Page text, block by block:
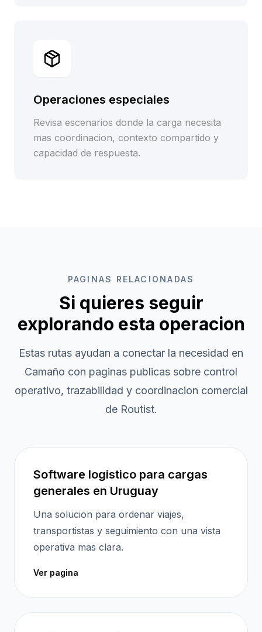
Operaciones especiales
Revisa escenarios donde la carga necesita
mas coordinacion, contexto compartido y
capacidad de respuesta.
PAGINAS RELACIONADAS
Si quieres seguir
explorando esta operacion
Estas rutas ayudan a conectar la necesidad en
Camaño con paginas publicas sobre control
operativo, trazabilidad y coordinacion comercial
de Routist.
Software logistico para cargas
generales en Uruguay
Una solucion para ordenar viajes,
transportistas y seguimiento con una vista
operativa mas clara.
Ver pagina